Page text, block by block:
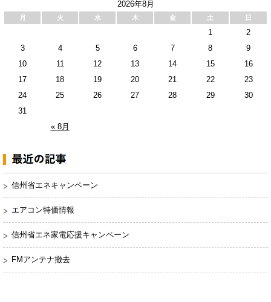
2026年8月
月 火 水 木 金 土 日
« 8月
1
2
3
4 5 6 7 8
9
10
11 12 13 14 15
16
17
18 19 20 21 22
23
24
25 26 27 28 29
30
31
信州省エネキャンペーン
エアコン特価情報
信州省エネ家電応援キャンペーン
FMアンテナ撤去